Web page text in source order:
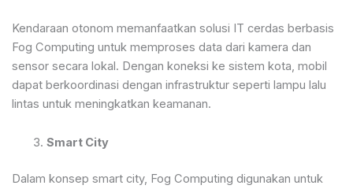
Kendaraan otonom memanfaatkan solusi IT cerdas berbasis
Fog Computing untuk memproses data dari kamera dan
sensor secara lokal. Dengan koneksi ke sistem kota, mobil
dapat berkoordinasi dengan infrastruktur seperti lampu lalu
lintas untuk meningkatkan keamanan.
Smart City
Dalam konsep smart city, Fog Computing digunakan untuk